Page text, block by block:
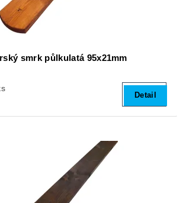
smrk půlkulatá 95x21mm
Detail